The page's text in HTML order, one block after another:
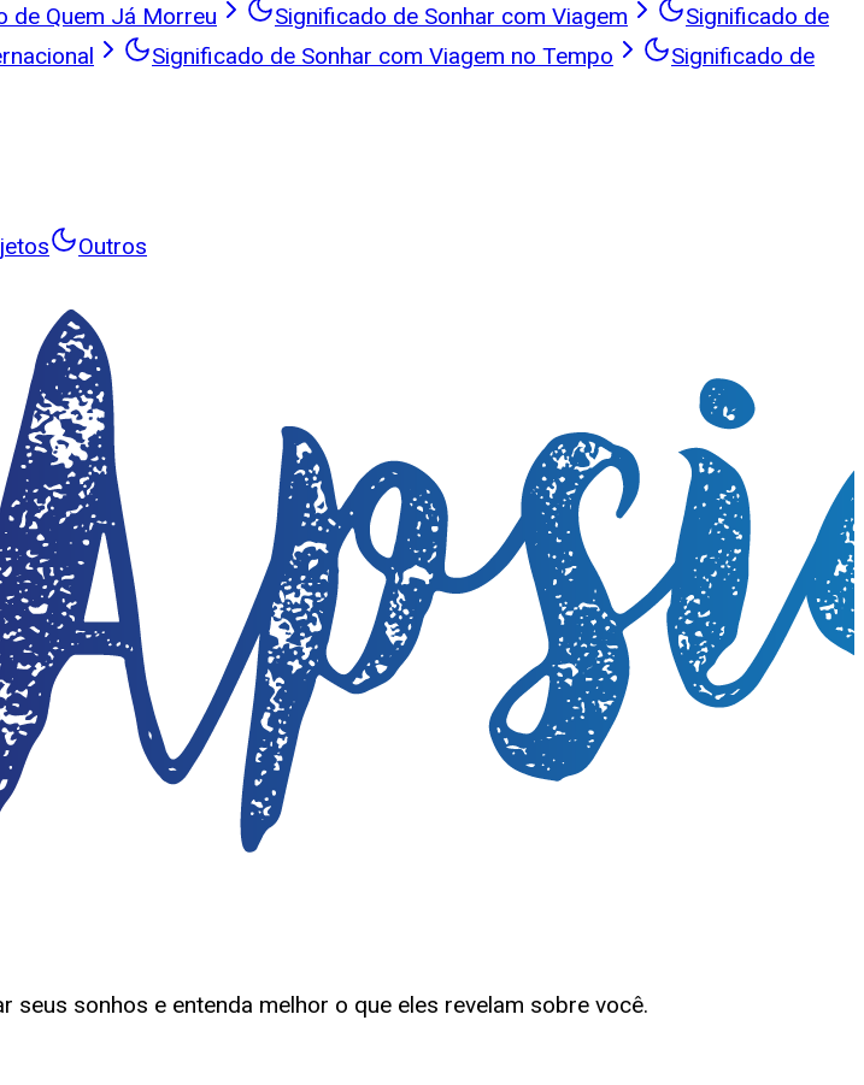
de Quem Já Morreu Significado de Sonhar com Viagem
Significado de
Significado de Sonhar com Viagem no Tempo
Significado de
Outros
sonhos e entenda melhor o que eles revelam sobre você.